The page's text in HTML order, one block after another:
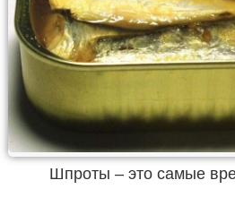
Шпроты – это самые